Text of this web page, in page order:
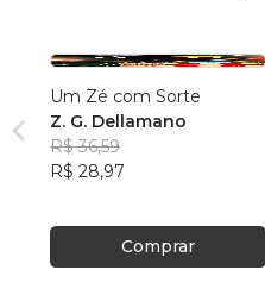
Um Zé com Sorte
Z. G. Dellamano
R$ 36,59
R$ 28,97
Comprar